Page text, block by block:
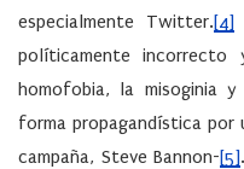
especialmente Twitter.[4]
políticamente
homofobia, la misoginia
forma propagandística por
campaña, Steve Bannon-[5]